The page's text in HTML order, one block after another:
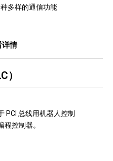
多样的通信功能
详情
）
PCl 总线用机器人控制
程控制器。